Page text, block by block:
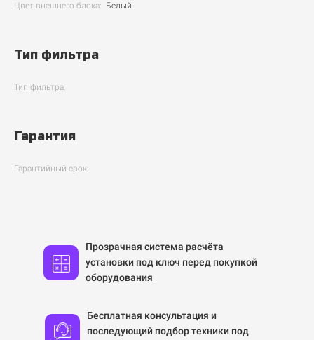
Цвет внешнего блока: Белый
Тип фильтра
Тип фильтра:
Гарантия
Гарантийный срок:
Прозрачная система расчёта
установки под ключ перед покупкой
оборудования
Бесплатная консультация и
последующий подбор техники под